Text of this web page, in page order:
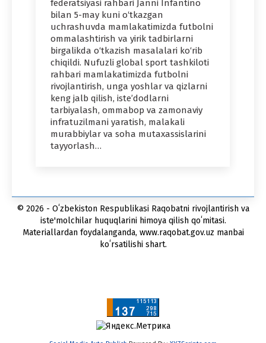
federatsiyasi rahbari Janni Infantino
bilan 5-may kuni o‘tkazgan
uchrashuvda mamlakatimizda futbolni
ommalashtirish va yirik tadbirlarni
birgalikda o‘tkazish masalalari ko‘rib
chiqildi. Nufuzli global sport tashkiloti
rahbari mamlakatimizda futbolni
rivojlantirish, unga yoshlar va qizlarni
keng jalb qilish, iste’dodlarni
tarbiyalash, ommabop va zamonaviy
infratuzilmani yaratish, malakali
murabbiylar va soha mutaxassislarini
tayyorlash…
© 2026 - Oʻzbekiston Respublikasi Raqobatni rivojlantirish va
iste'molchilar huquqlarini himoya qilish qoʻmitasi.
Materiallardan foydalanganda, www.raqobat.gov.uz manbai
koʻrsatilishi shart.